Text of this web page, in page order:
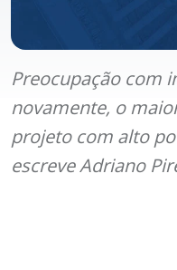
Preocupação com
novamente, o
projeto com alto
escreve Adriano